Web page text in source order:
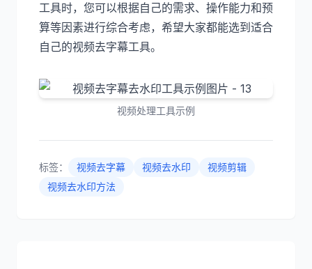
工具时，您可以根据自己的需求、操作能力和预
算等因素进行综合考虑，希望大家都能选到适合
自己的视频去字幕工具。
视频处理工具示例
标签： 视频去字幕 视频去水印
视频剪辑
视频去水印方法